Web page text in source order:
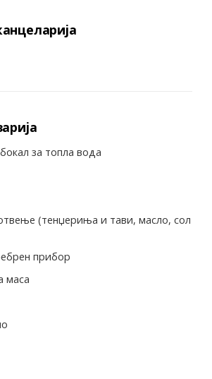
за топла вода
(тенџериња и тави, масло, сол
прибор
маса